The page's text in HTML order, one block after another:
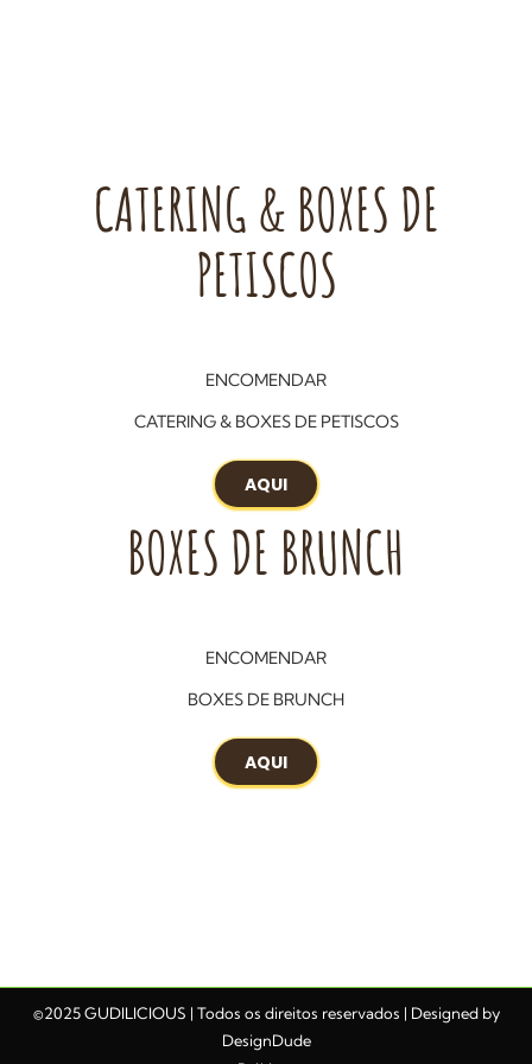
CATERING & BOXES DE
PETISCOS
ENCOMENDAR
CATERING & BOXES DE PETISCOS
AQUI
BOXES DE BRUNCH
ENCOMENDAR
BOXES DE BRUNCH
AQUI
©2025 GUDILICIOUS | Todos os direitos reservados | Designed by
DesignDude